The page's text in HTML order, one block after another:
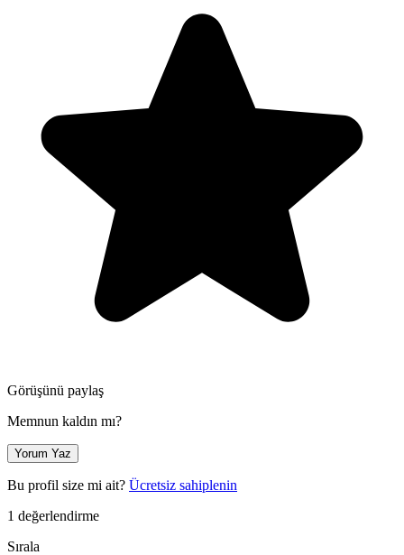
Görüşünü paylaş
Memnun kaldın mı?
Yorum Yaz
Bu profil size mi ait? Ücretsiz sahiplenin
1 değerlendirme
Sırala